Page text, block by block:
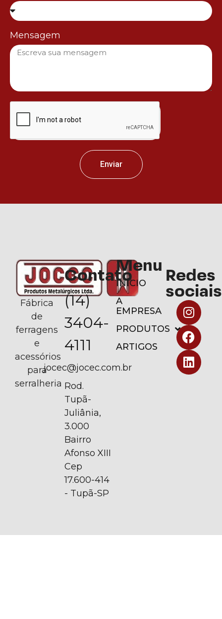
Mensagem
Enviar
Fábrica
de
ferragens
e
acessórios
para
serralheria
Contato
(14)
3404-
4111
jocec@jocec.com.br
Rod.
Tupã-
Juliânia,
3.000
Bairro
Afonso XIII
Cep
17.600-414
- Tupã-SP
Menu
INÍCIO
A
EMPRESA
PRODUTOS
ARTIGOS
Redes
sociais